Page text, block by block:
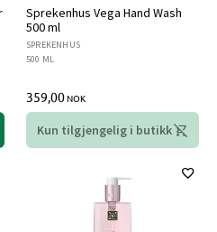
Sprekenhus Vega Hand Wash
500 ml
SPREKENHUS
500 ML
359,00NOK
Kun tilgjengelig i butikk